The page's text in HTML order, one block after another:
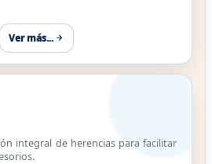
Ver más...
integral de herencias para facilitar